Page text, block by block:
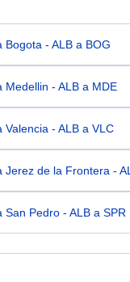
Bogota - ALB a BOG
Medellin - ALB a MDE
Valencia - ALB a VLC
Jerez de la Frontera -
San Pedro - ALB a SPR